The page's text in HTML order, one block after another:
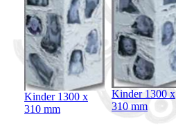
Kinder 1300 x
310 mm
Kinder 1300 x
310 mm